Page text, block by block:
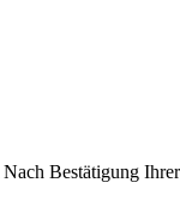
Nach Bestätigung Ihrer